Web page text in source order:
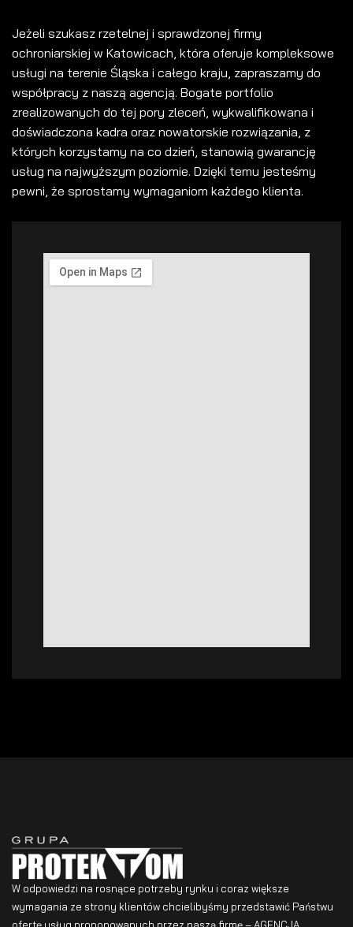
Jeżeli szukasz rzetelnej i sprawdzonej firmy
ochroniarskiej w Katowicach, która oferuje kompleksowe
usługi na terenie Śląska i całego kraju, zapraszamy do
współpracy z naszą agencją. Bogate portfolio
zrealizowanych do tej pory zleceń, wykwalifikowana i
doświadczona kadra oraz nowatorskie rozwiązania, z
których korzystamy na co dzień, stanowią gwarancję
usług na najwyższym poziomie. Dzięki temu jesteśmy
pewni, że sprostamy wymaganiom każdego klienta.
W odpowiedzi na rosnące potrzeby rynku i coraz większe
wymagania ze strony klientów chcielibyśmy przedstawić Państwu